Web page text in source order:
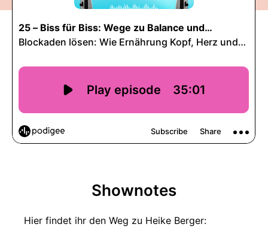
Shownotes
Hier findet ihr den Weg zu Heike Berger: